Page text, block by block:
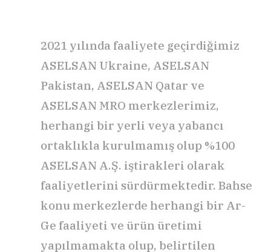
2021 yılında faaliyete geçirdiğimiz
ASELSAN Ukraine, ASELSAN
Pakistan, ASELSAN Qatar ve
ASELSAN MRO merkezlerimiz,
herhangi bir yerli veya yabancı
ortaklıkla kurulmamış olup %100
ASELSAN A.Ş. iştirakleri olarak
faaliyetlerini sürdürmektedir. Bahse
konu merkezlerde herhangi bir Ar-
Ge faaliyeti ve ürün üretimi
yapılmamakta olup, belirtilen